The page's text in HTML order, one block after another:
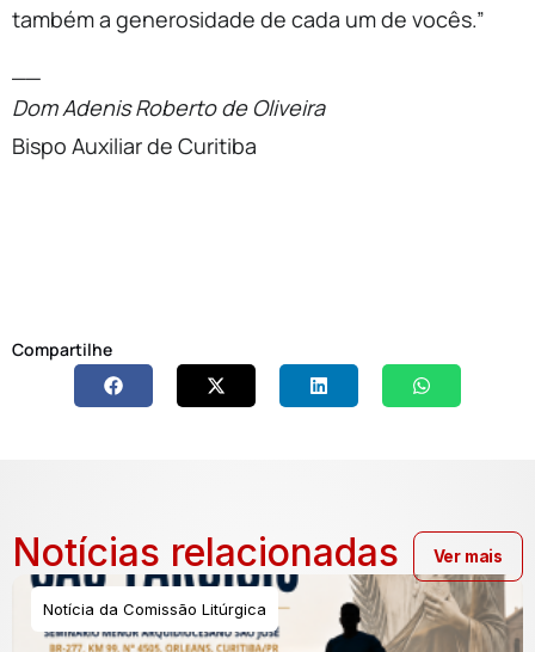
também a generosidade de cada um de vocês.”
Dom Adenis Roberto de Oliveira
Bispo Auxiliar de Curitiba
Compartilhe
Notícias relacionadas
Notícia da Comissão Litúrgica
Ver mais